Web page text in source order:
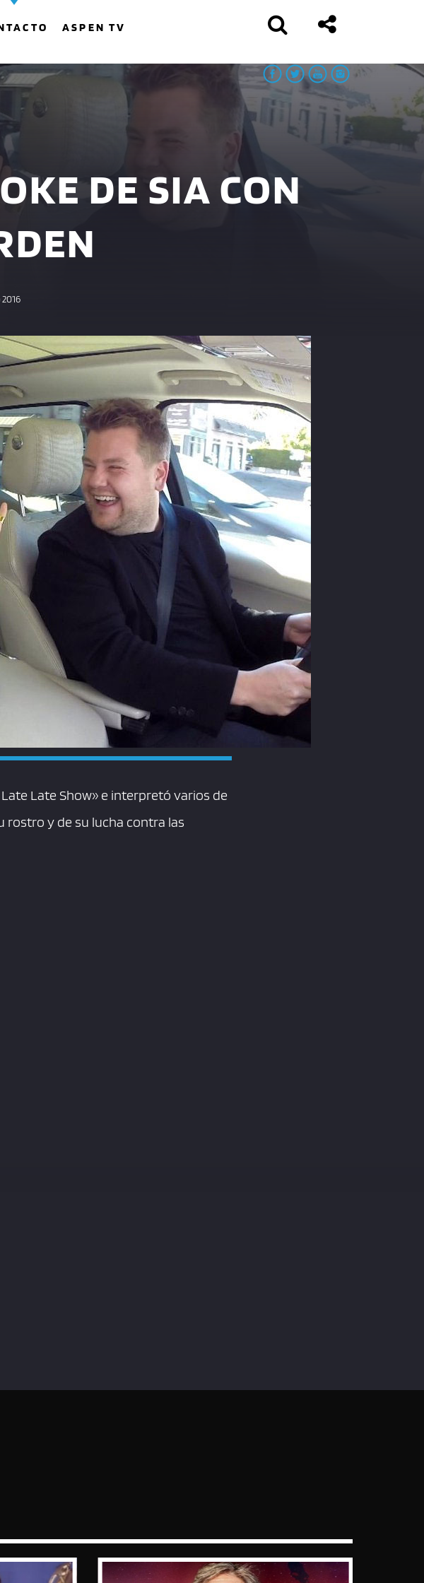
ASPEN TV
EN:
DE SIA CON
Late Show» e interpretó varios de
rostro y de su lucha contra las